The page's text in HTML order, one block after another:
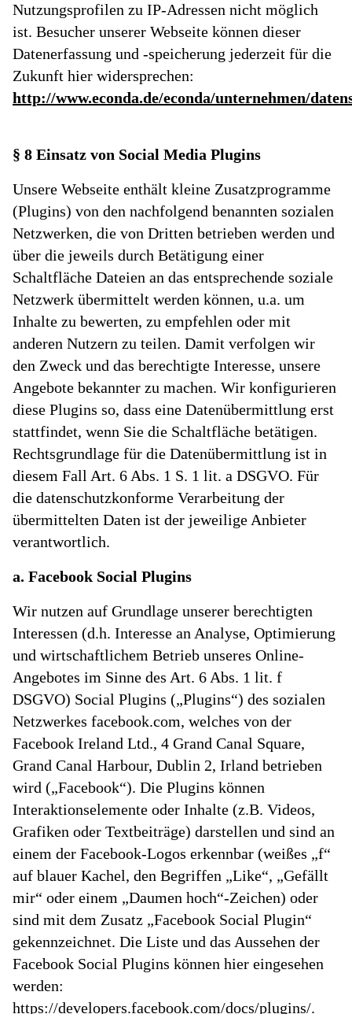
Nutzungsprofilen zu IP-Adressen nicht möglich
ist. Besucher unserer Webseite können dieser
Datenerfassung und -speicherung jederzeit für die
Zukunft hier widersprechen:
http://www.econda.de/econda/unternehmen/
§ 8 Einsatz von Social Media Plugins
Unsere Webseite enthält kleine Zusatzprogramme
(Plugins) von den nachfolgend benannten sozialen
Netzwerken, die von Dritten betrieben werden und
über die jeweils durch Betätigung einer
Schaltfläche Dateien an das entsprechende soziale
Netzwerk übermittelt werden können, u.a. um
Inhalte zu bewerten, zu empfehlen oder mit
anderen Nutzern zu teilen. Damit verfolgen wir
den Zweck und das berechtigte Interesse, unsere
Angebote bekannter zu machen. Wir konfigurieren
diese Plugins so, dass eine Datenübermittlung erst
stattfindet, wenn Sie die Schaltfläche betätigen.
Rechtsgrundlage für die Datenübermittlung ist in
diesem Fall Art. 6 Abs. 1 S. 1 lit. a DSGVO. Für
die datenschutzkonforme Verarbeitung der
übermittelten Daten ist der jeweilige Anbieter
verantwortlich.
a. Facebook Social Plugins
Wir nutzen auf Grundlage unserer berechtigten
Interessen (d.h. Interesse an Analyse, Optimierung
und wirtschaftlichem Betrieb unseres Online-
Angebotes im Sinne des Art. 6 Abs. 1 lit. f
DSGVO) Social Plugins („Plugins“) des sozialen
Netzwerkes facebook.com, welches von der
Facebook Ireland Ltd., 4 Grand Canal Square,
Grand Canal Harbour, Dublin 2, Irland betrieben
wird („Facebook“). Die Plugins können
Interaktionselemente oder Inhalte (z.B. Videos,
Grafiken oder Textbeiträge) darstellen und sind an
einem der Facebook-Logos erkennbar (weißes „f“
auf blauer Kachel, den Begriffen „Like“, „Gefällt
mir“ oder einem „Daumen hoch“-Zeichen) oder
sind mit dem Zusatz „Facebook Social Plugin“
gekennzeichnet. Die Liste und das Aussehen der
Facebook Social Plugins können hier eingesehen
werden:
https://developers.facebook.com/docs/plugins/.